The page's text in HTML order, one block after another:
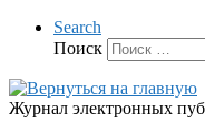
Search
Поиск
Журнал электронных